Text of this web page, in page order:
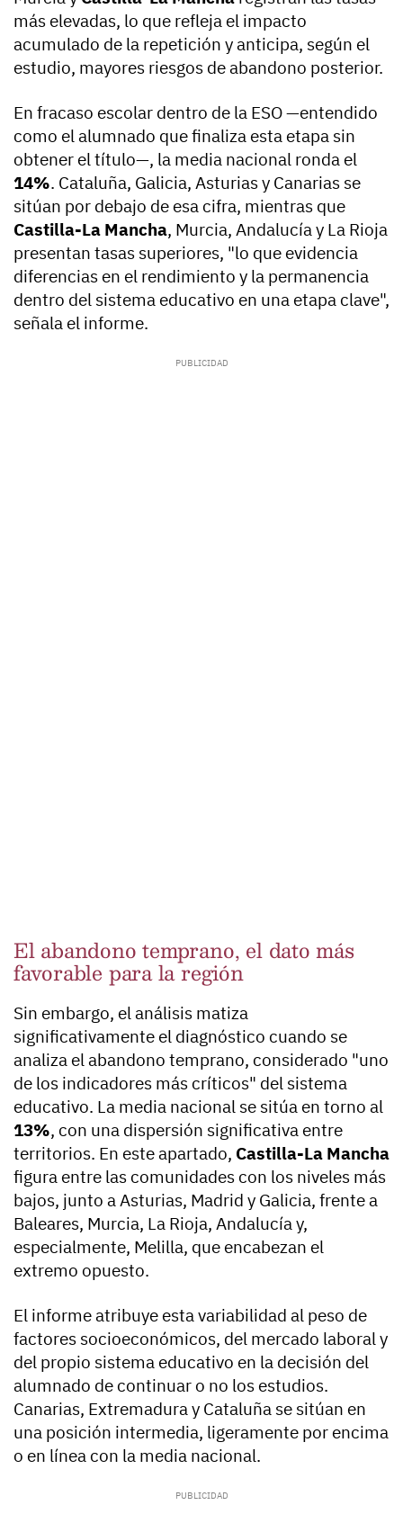
más elevadas, lo que refleja el impacto
acumulado de la repetición y anticipa, según el
estudio, mayores riesgos de abandono posterior.
En fracaso escolar dentro de la ESO —entendido
como el alumnado que finaliza esta etapa sin
obtener el título—, la media nacional ronda el
14%. Cataluña, Galicia, Asturias y Canarias se
sitúan por debajo de esa cifra, mientras que
Castilla-La Mancha, Murcia, Andalucía y La Rioja
presentan tasas superiores, "lo que evidencia
diferencias en el rendimiento y la permanencia
dentro del sistema educativo en una etapa clave",
señala el informe.
El abandono temprano, el dato más
favorable para la región
Sin embargo, el análisis matiza
significativamente el diagnóstico cuando se
analiza el abandono temprano, considerado "uno
de los indicadores más críticos" del sistema
educativo. La media nacional se sitúa en torno al
13%, con una dispersión significativa entre
territorios. En este apartado, Castilla-La Mancha
figura entre las comunidades con los niveles más
bajos, junto a Asturias, Madrid y Galicia, frente a
Baleares, Murcia, La Rioja, Andalucía y,
especialmente, Melilla, que encabezan el
extremo opuesto.
El informe atribuye esta variabilidad al peso de
factores socioeconómicos, del mercado laboral y
del propio sistema educativo en la decisión del
alumnado de continuar o no los estudios.
Canarias, Extremadura y Cataluña se sitúan en
una posición intermedia, ligeramente por encima
o en línea con la media nacional.